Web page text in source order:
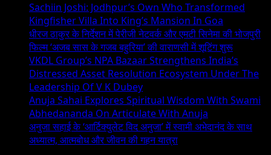
Sachiin Joshi: Jodhpur’s Own Who Transformed
Kingfisher Villa Into King’s Mansion In Goa
धीरज ठाकुर के निर्देशन में पेरीजी नेटवर्क और एमटी सिनेमा की भोजपुरी
फिल्म ‘अजब सास के गजब बहुरिया’ की वाराणसी में शूटिंग शुरू
VKDL Group’s NPA Bazaar Strengthens India’s
Distressed Asset Resolution Ecosystem Under The
Leadership Of V K Dubey
Anuja Sahai Explores Spiritual Wisdom With Swami
Abhedananda On Articulate With Anuja
अनुजा सहाई के ‘आर्टिक्युलेट विद अनुजा’ में स्वामी अभेदानंद के साथ
अध्यात्म, आत्मबोध और जीवन की गहन यात्रा